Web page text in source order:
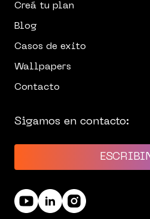
Creá tu plan
Blog
Casos de exito
Wallpapers
Contacto
Sigamos en contacto: